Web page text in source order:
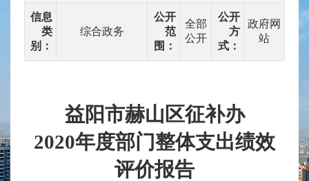
信息
类
别：
综合政务
公开
范
围：
全部
公开
公开
方
式：
政府网
站
益阳市赫山区征补办
2020年度部门整体支出绩效
评价报告